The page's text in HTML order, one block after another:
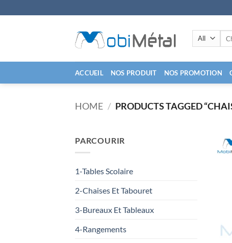
to
ACCUEIL NOS PRODUIT NOS PROMOTION
HOME / PRODUCTS TAGGED
PARCOURIR
1-Tables Scolaire
2-Chaises Et Tabouret
3-Bureaux Et Tableaux
4-Rangements